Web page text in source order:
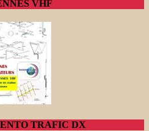
VHF
TRAFIC DX